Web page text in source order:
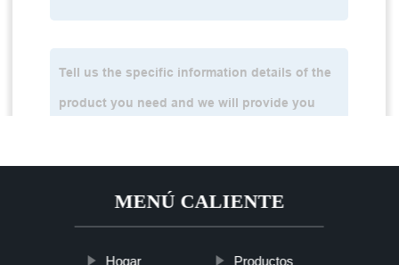
MENÚ CALIENTE
Hogar Productos